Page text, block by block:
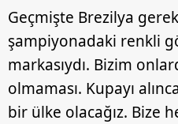
Geçmişte Brezilya
şampiyonadaki renkli
markasıydı. Bizim
olmaması. Kupayı
bir ülke olacağız. Bize